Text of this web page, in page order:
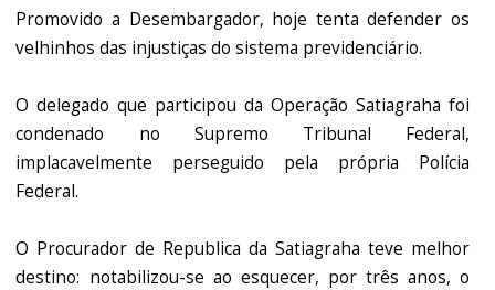
Promovido a Desembargador, hoje tenta defender os
velhinhos das injustiças do sistema previdenciário.
O delegado que participou da Operação Satiagraha foi
condenado no Supremo Tribunal Federal,
implacavelmente perseguido pela própria Polícia
Federal.
O Procurador de Republica da Satiagraha teve melhor
destino: notabilizou-se ao esquecer, por três anos, o